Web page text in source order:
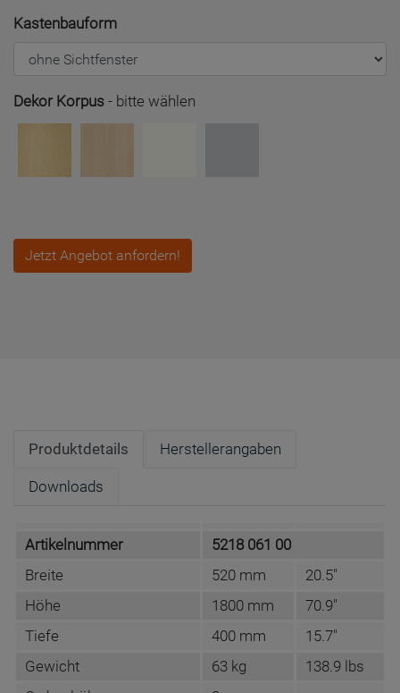
Kastenbauform
Dekor Korpus - bitte wählen
Jetzt Angebot anfordern!
Produktdetails Herstellerangaben
Downloads
Artikelnummer
5218 061 00
Breite
520 mm
20.5"
Höhe
1800 mm
70.9"
Tiefe
400 mm
15.7"
Gewicht
63 kg
138.9 lbs